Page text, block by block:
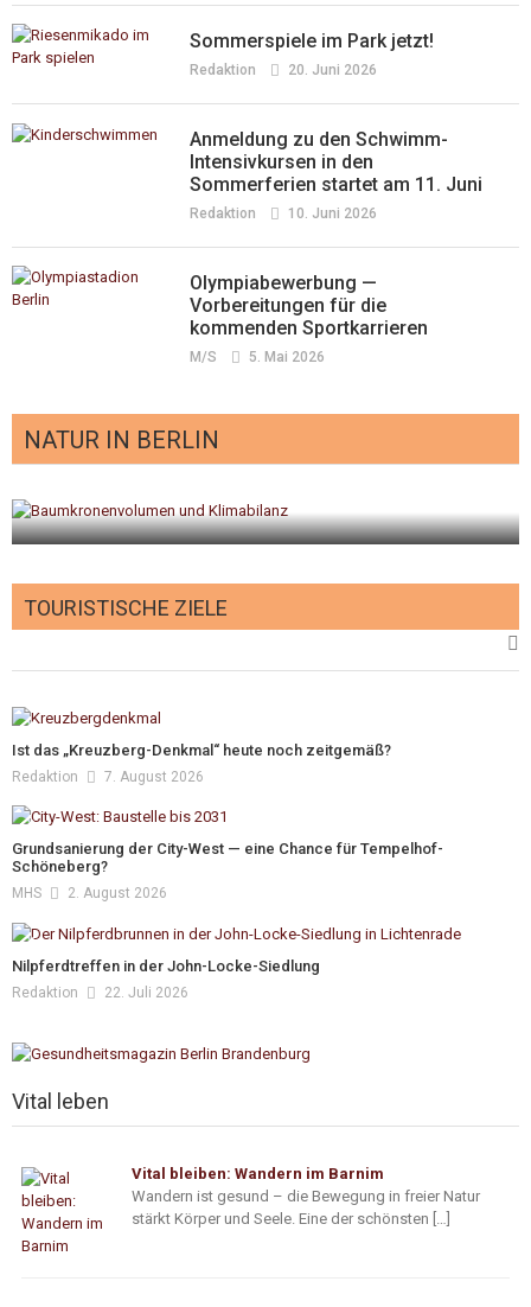
Sommerspiele im Park jetzt!
Redaktion 20. Juni 2026
Anmeldung zu den Schwimm-
Intensivkursen in den
Sommerferien startet am 11. Juni
Redaktion 10. Juni 2026
Olympiabewerbung —
Vorbereitungen für die
kommenden Sportkarrieren
M/s 5. Mai 2026
NATUR IN BERLIN
leicht verbessert
Redaktion
TOURISTISCHE ZIELE
Ist das „Kreuzberg-Denkmal“ heute noch zeitgemäß?
Redaktion 7. August 2026
Grundsanierung der City-West — eine Chance für Tempelhof-
Schöneberg?
MHS 2. August 2026
Nilpferdtreffen in der John-Locke-Siedlung
Redaktion 22. Juli 2026
Vital leben
Vital bleiben: Wandern im Barnim
Wandern ist gesund – die Bewegung in freier Natur
stärkt Körper und Seele. Eine der schönsten […]